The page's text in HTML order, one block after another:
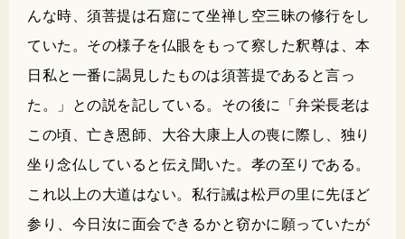
んな時、須菩提は石窟にて坐禅し空三昧の修行をし
ていた。その様子を仏眼をもって察した釈尊は、本
日私と一番に謁見したものは須菩提であると言っ
た。」との説を記している。その後に「弁栄長老は
この頃、亡き恩師、大谷大康上人の喪に際し、独り
坐り念仏していると伝え聞いた。孝の至りである。
これ以上の大道はない。私行誡は松戸の里に先ほど
参り、今日汝に面会できるかと窃かに願っていたが